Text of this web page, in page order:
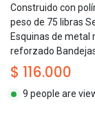
Construido con
peso de 75 libras
Esquinas de metal
reforzado
$ 116.000
9 people are